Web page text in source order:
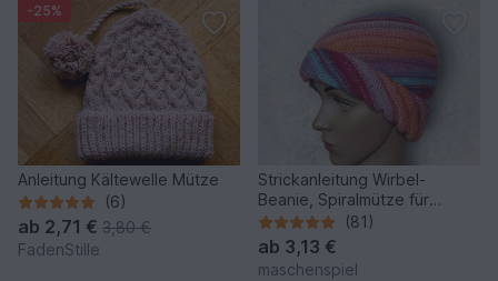
-25%
Anleitung Kältewelle Mütze
(6)
ab 2,71 € 3,80 €
FadenStille
Strickanleitung Wirbel-
Beanie, Spiralmütze für
Erwachsene #133
(81)
ab 3,13 €
maschenspiel